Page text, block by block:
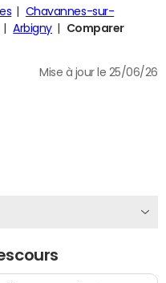
Chavannes-sur-
Arbigny
Comparer
Mise à jour le 25/06/26